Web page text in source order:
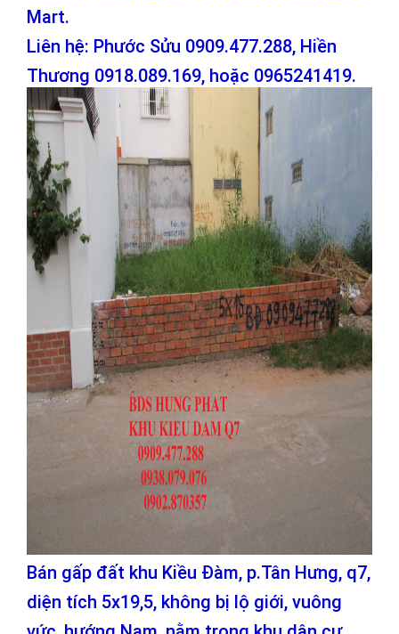
Mart.
Liên hệ: Phước Sửu 0909.477.288, Hiền
Thương 0918.089.169, hoặc 0965241419.
Bán gấp đất khu Kiều Đàm, p.Tân Hưng, q7,
diện tích 5x19,5, không bị lộ giới, vuông